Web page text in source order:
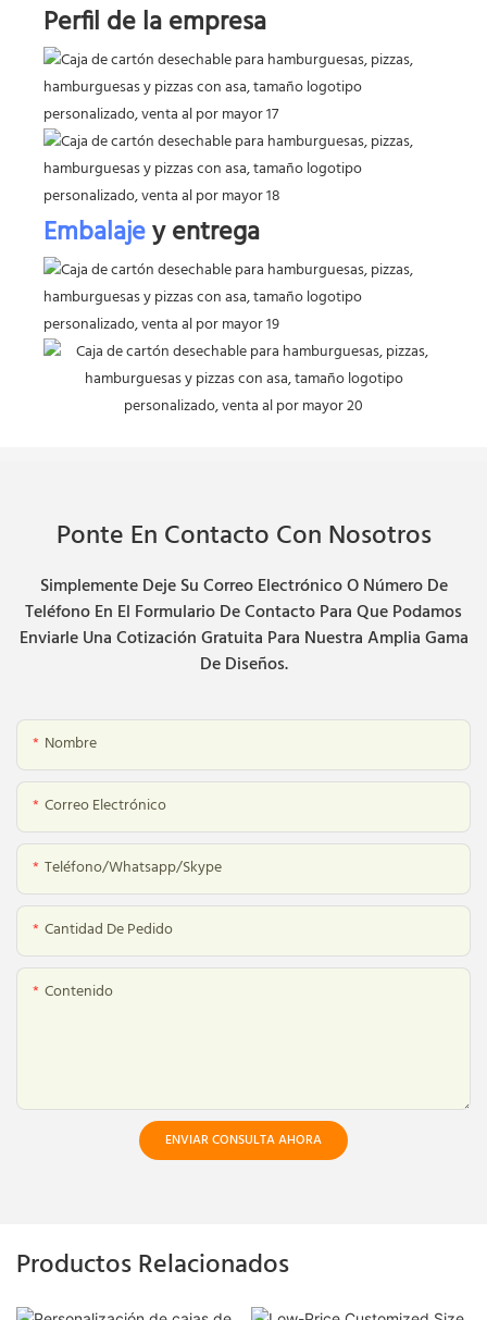
Perfil de la empresa
Embalajey entrega
Ponte En Contacto Con Nosotros
Simplemente Deje Su Correo Electrónico O Número De
Teléfono En El Formulario De Contacto Para Que Podamos
Enviarle Una Cotización Gratuita Para Nuestra Amplia Gama
De Diseños.
Nombre
Correo Electrónico
Teléfono/whatsapp/skype
Cantidad De Pedido
Contenido
ENVIAR CONSULTA AHORA
Productos Relacionados